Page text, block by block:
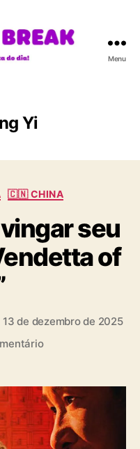
Menu
Yi
🇨🇳 CHINA
seu
of
13 de dezembro de 2025
e
h
e
n
Y